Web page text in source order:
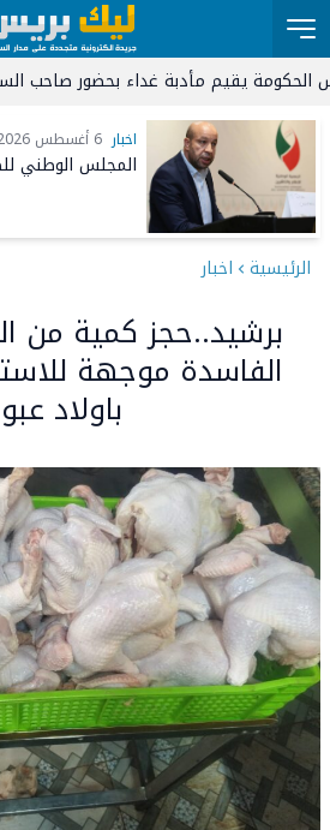
اخبار 6 أغسطس 2026
المجلس الوطني
الرئيسية اخبار
برشيد..حجز كمية من
الفاسدة موجهة
باولاد عبو